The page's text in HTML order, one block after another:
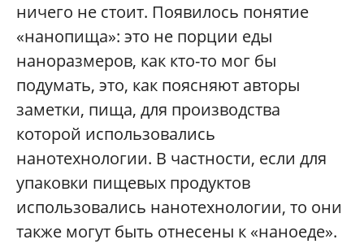
ничего не стоит. Появилось понятие
«нанопища»: это не порции еды
наноразмеров, как кто-то мог бы
подумать, это, как поясняют авторы
заметки, пища, для производства
которой использовались
нанотехнологии. В частности, если для
упаковки пищевых продуктов
использовались нанотехнологии, то они
также могут быть отнесены к «наноеде».